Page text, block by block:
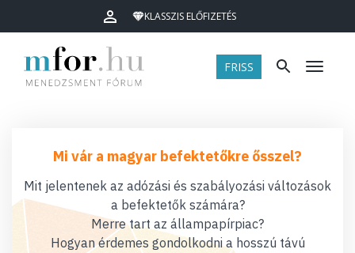
KLASSZIS ELŐFIZETÉS
FRISS Menü
Mi vár a magyar befektetőkre ősszel?
Mit jelentenek az adózási és szabályozási változások
a befektetők számára?
Merre tart az állampapírpiac?
Hogyan érdemes gondolkodni a hosszú távú